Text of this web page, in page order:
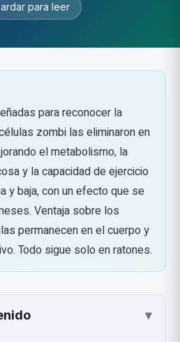
para leer
para reconocer la
zombi las eliminaron en
el metabolismo, la
y la capacidad de ejercicio
y baja, con un efecto que se
Ventaja sobre los
permanecen en el cuerpo y
Todo sigue solo en ratones.
▾